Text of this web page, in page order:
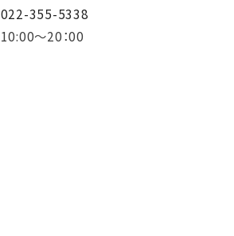
022-355-5338
10:00～20：00